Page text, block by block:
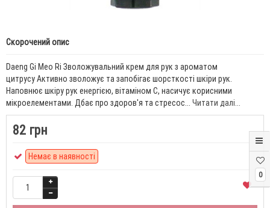
0
Скорочений опис
Daeng Gi Meo Ri Зволожувальний крем для рук з ароматом
цитрусу Активно зволожує та запобігає шорсткості шкіри рук.
Наповнює шкіру рук енергією, вітаміном C, насичує корисними
мікроелементами. Дбає про здоров'я та стресос... Читати далі...
82 грн
Немає в наявності